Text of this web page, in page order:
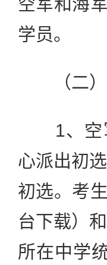
学员。
（二）
1、空军
心派出初
初选。考
台下载）
所在中学